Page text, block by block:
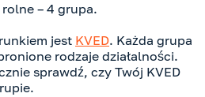
– 4 grupa.
jest KVED. Każda grupa
rodzaje działalności.
sprawdź, czy Twój KVED